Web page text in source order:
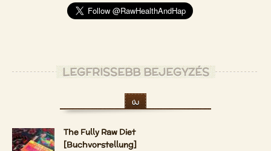
LEGFRISSEBB BEJEGYZÉS
ÚJ
The Fully Raw Diet
[Buchvorstellung]